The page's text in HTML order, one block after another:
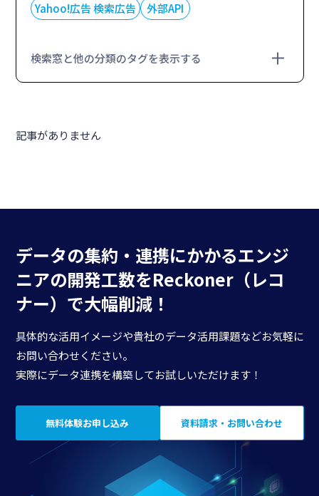
Yahoo!広告 検索広告
外部API
検索窓と他の分類のタグを表示する
記事がありません
データの集約・連携にかかるエンジ
ニアの開発工数をReckoner（レコ
ナー）で大幅削減！
具体的な活用イメージや貴社のデータ活用課題などお気軽に
お問い合わせください。
実際にデータ連携を構築してお試しいただけます！
無料体験お申し込み 資料請求・お問い合わせ